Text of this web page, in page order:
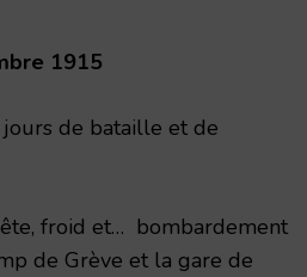
1915
jours de bataille et de
froid et… bombardement
de Grève et la gare de